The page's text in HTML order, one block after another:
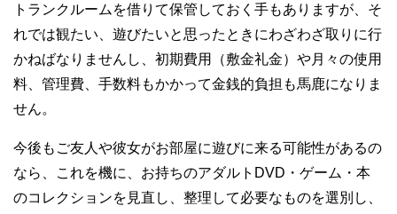
トランクルームを借りて保管しておく手もありますが、そ
れでは観たい、遊びたいと思ったときにわざわざ取りに行
かねばなりませんし、初期費用（敷金礼金）や月々の使用
料、管理費、手数料もかかって金銭的負担も馬鹿になりま
せん。
今後もご友人や彼女がお部屋に遊びに来る可能性があるの
なら、これを機に、お持ちのアダルトDVD・ゲーム・本
のコレクションを見直し、整理して必要なものを選別し、